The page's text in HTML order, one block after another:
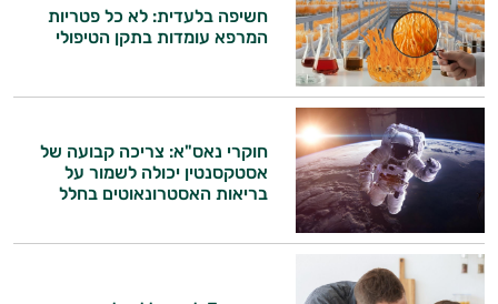
חשיפה בלעדית: לא כל פטריות
המרפא עומדות בתקן הטיפולי
חוקרי נאס"א: צריכה קבועה של
אסטקסנטין יכולה לשמור על
בריאות האסטרונאוטים בחלל